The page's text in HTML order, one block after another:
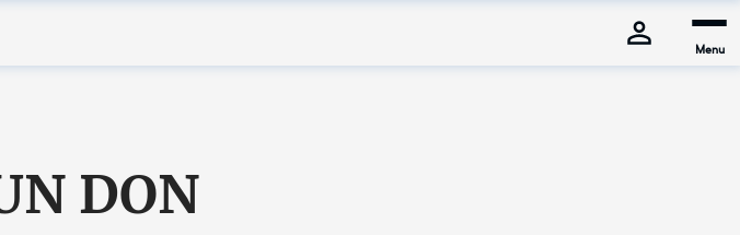
Menu
DON